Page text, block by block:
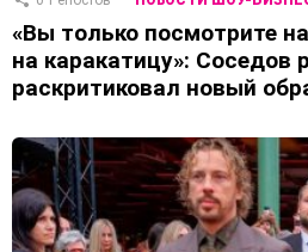
«Вы только посмотрите
на каракатицу»: Соседов
раскритиковал новый